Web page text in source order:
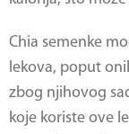
Chia semenke
lekova, poput
zbog njihovog
koje koriste ove